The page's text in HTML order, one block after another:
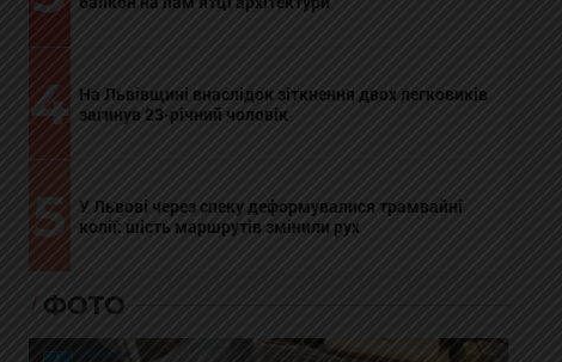
4 На Львівщині внаслідок зіткнення двох легковиків
загинув 23-річний чоловік
5
У Львові через спеку деформувалися трамвайні
колії: шість маршрутів змінили рух
ФОТО